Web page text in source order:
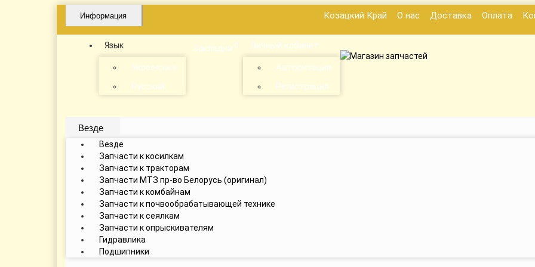
Информация Козацкий Край О нас Доставка Оплата
Язык
Українська
Русский
Закладки 0 Личный кабинет
Авторизация
Регистрация
Везде
Везде
Запчасти к косилкам
Запчасти к тракторам
Запчасти МТЗ пр-во Белорусь (оригинал)
Запчасти к комбайнам
Запчасти к почвообрабатывающей технике
Запчасти к сеялкам
Запчасти к опрыскивателям
Гидравлика
Подшипники